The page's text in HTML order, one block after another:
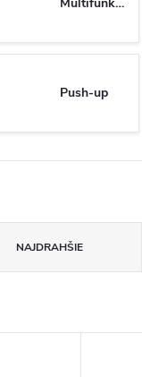
Push-up
NAJDRAHŠIE